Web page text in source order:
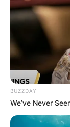
BUZZDAY
We’ve Never